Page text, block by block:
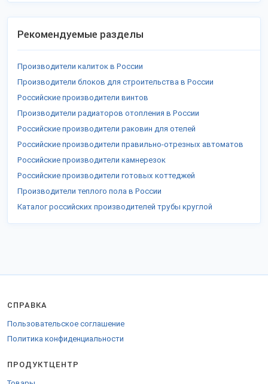
Рекомендуемые разделы
Производители калиток в России
Производители блоков для строительства в России
Российские производители винтов
Производители радиаторов отопления в России
Российские производители раковин для отелей
Российские производители правильно-отрезных автоматов
Российские производители камнерезок
Российские производители готовых коттеджей
Производители теплого пола в России
Каталог российских производителей трубы круглой
СПРАВКА
Пользовательское соглашение
Политика конфиденциальности
ПРОДУКТЦЕНТР